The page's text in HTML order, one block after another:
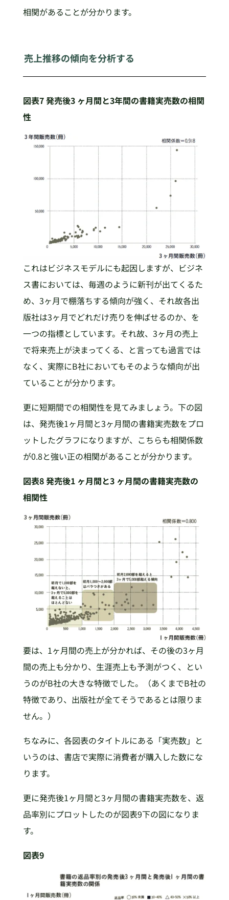
相関があることが分かります。
売上推移の傾向を分析する
図表7 発売後3 ヶ月間と3年間の書籍実売数の相関
性
これはビジネスモデルにも起因しますが、ビジネ
ス書においては、毎週のように新刊が出てくるた
め、3ヶ月で棚落ちする傾向が強く、それ故各出
版社は3ヶ月でどれだけ売りを伸ばせるのか、を
一つの指標としています。それ故、3ヶ月の売上
で将来売上が決まってくる、と言っても過言では
なく、実際にB社においてもそのような傾向が出
ていることが分かります。
更に短期間での相関性を見てみましょう。下の図
は、発売後1ヶ月間と3ヶ月間の書籍実売数をプロ
ットしたグラフになりますが、こちらも相関係数
が0.8と強い正の相関があることが分かります。
図表8 発売後1 ヶ月間と3 ヶ月間の書籍実売数の
相関性
要は、1ヶ月間の売上が分かれば、その後の3ヶ月
間の売上も分かり、生涯売上も予測がつく、とい
うのがB社の大きな特徴でした。（あくまでB社の
特徴であり、出版社が全てそうであるとは限りま
せん。）
ちなみに、各図表のタイトルにある「実売数」と
いうのは、書店で実際に消費者が購入した数にな
ります。
更に発売後1ヶ月間と3ヶ月間の書籍実売数を、返
品率別にプロットしたのが図表9下の図になりま
す。
図表9